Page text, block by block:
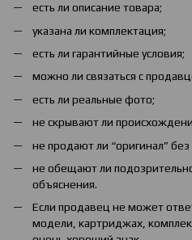
есть ли описание товара;
указана ли комплектация;
есть ли гарантийные условия;
можно ли связаться с
есть ли реальные фото;
не скрывают ли
не продают ли “оригинал”
не обещают ли
объяснения.
Если продавец не может
модели, картриджах,